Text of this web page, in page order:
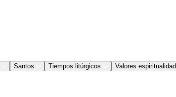
Santos Tiempos litúrgicos Valores espiritualidad